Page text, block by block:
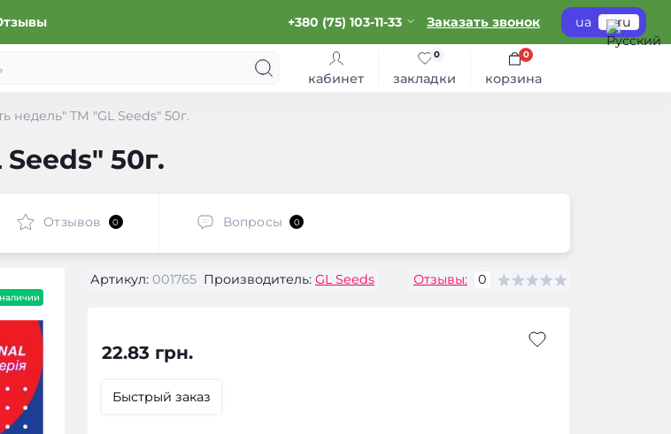
+380 (75) 103-11-33 Заказать звонок ua ru
кабинет закладки
0
корзина
0
недель" ТМ "GL Seeds" 50г.
50г.
Отзывов 0 Вопросы 0
Артикул: 001765 Производитель: GL Seeds Отзывы: 0
22.83 грн.
Быстрый заказ